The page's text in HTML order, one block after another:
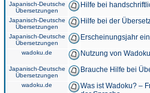
Japanisch-Deutsche
Übersetzungen
Hilfe bei
Japanisch-Deutsche
Übersetzungen
Hilfe bei der
Japanisch-Deutsche
Übersetzungen
Erscheinungsjahr
wadoku.de Nutzung von
Japanisch-Deutsche
Übersetzungen
Brauche Hilfe bei
wadoku.de
Was ist Wadoku? –